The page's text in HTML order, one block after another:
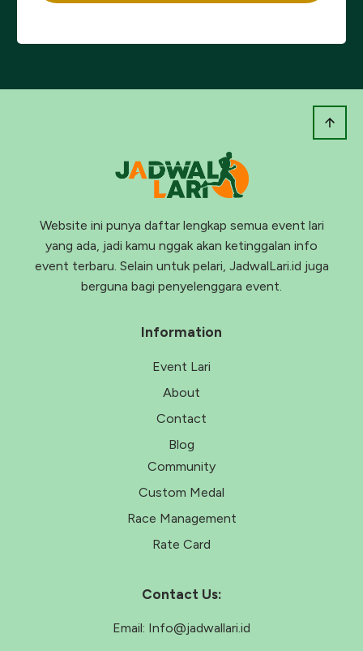
Website ini punya daftar lengkap semua event lari
yang ada, jadi kamu nggak akan ketinggalan info
event terbaru. Selain untuk pelari, JadwalLari.id juga
berguna bagi penyelenggara event.
Information
Event Lari
About
Contact
Blog
Community
Custom Medal
Race Management
Rate Card
Contact Us:
Email: Info@jadwallari.id